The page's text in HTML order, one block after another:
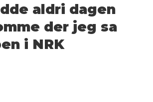
aldri dagen
der jeg sa
i NRK